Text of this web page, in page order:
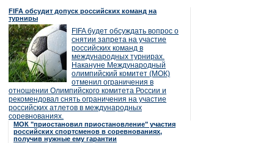
FIFA обсудит допуск российских команд на
турниры
FIFA будет обсуждать вопрос о
снятии запрета на участие
российских команд в
международных турнирах.
Накануне Международный
олимпийский комитет (МОК)
отменил ограничения в
отношении Олимпийского комитета России и
рекомендовал снять ограничения на участие
российских атлетов в международных
соревнованиях.
МОК "приостановил приостановление" участия
российских спортсменов в соревнованиях,
получив нужные ему гарантии